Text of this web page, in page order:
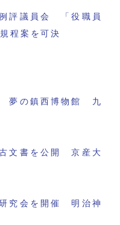
評議員会 「役職員
程案を可決
夢の鎮西博物館 九
文書を公開 京産大
究会を開催 明治神